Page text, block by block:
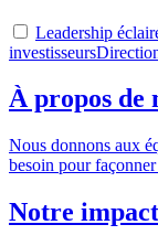
Leadership
investisseurs
À propos de
Nous donnons aux
besoin pour
Notre impact